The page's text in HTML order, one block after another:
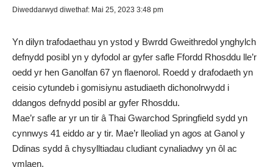
Diweddarwyd diwethaf: Mai 25, 2023 3:48 pm
Yn dilyn trafodaethau yn ystod y Bwrdd Gweithredol ynghylch
defnydd posibl yn y dyfodol ar gyfer safle Ffordd Rhosddu lle’r
oedd yr hen Ganolfan 67 yn flaenorol. Roedd y drafodaeth yn
ceisio cytundeb i gomisiynu astudiaeth dichonolrwydd i
ddangos defnydd posibl ar gyfer Rhosddu.
Mae’r safle ar yr un tir â Thai Gwarchod Springfield sydd yn
cynnwys 41 eiddo ar y tir. Mae’r lleoliad yn agos at Ganol y
Ddinas sydd â chysylltiadau cludiant cynaliadwy yn ôl ac
ymlaen.